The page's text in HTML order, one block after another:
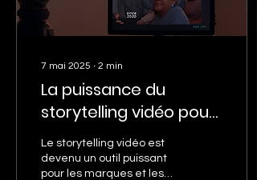
7 mai 2025 ∙ 2 min
La puissance du
storytelling vidéo pour
construire votre
marque
Le storytelling vidéo est
devenu un outil puissant
pour les marques et les